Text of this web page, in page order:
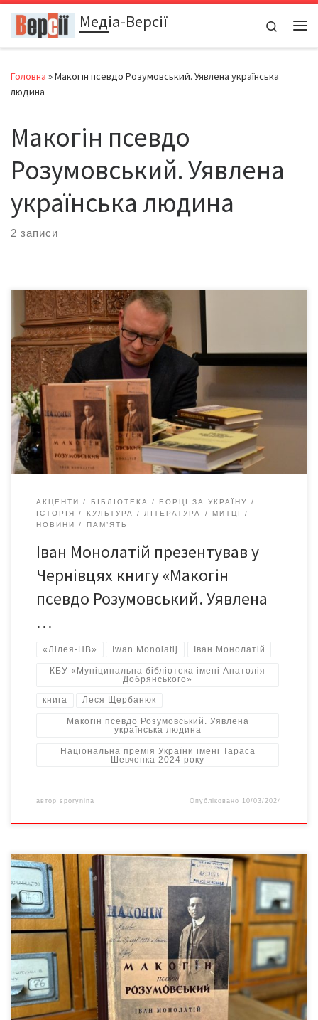
Перейти до вмістуМедіа-Версії
Search
Головна »Макогін псевдо Розумовський. Уявлена українська
людина
Макогін псевдо
Розумовський. Уявлена
українська людина
2 записи
7 березня 2024-го у КБУ «Муніципальна бібліотека імені
Анатолія Добрянського» (неофіційно – Добра бібліотека)
відбулася презентація книжки Івана Монолатія «Макогін
псевдо Розумовський. Уявлена українська людина».
Видавництво: Лілея-НВ, Івано-Франківськ, 2023. Іван Монолатій
– український історик, політолог, публіцист і журналіст, член
Національної спілки письменників України, доктор політичних
наук. Він є професором Прикарпатського […]
АКЦЕНТИ БІБЛІОТЕКА
БОРЦІ ЗА УКРАЇНУ
ІСТОРІЯ
КУЛЬТУРА ЛІТЕРАТУРА
МИТЦІ
НОВИНИ
ПАМ’ЯТЬ
Іван Монолатій презентував у
Чернівцях книгу «Макогін
псевдо Розумовський. Уявлена
…
«Лілея-НВ» Iwan Monolatij Іван Монолатій
КБУ «Муніципальна бібліотека імені Анатолія
Добрянського»
книга Леся Щербанюк
Макогін псевдо Розумовський. Уявлена
українська людина
Національна премія України імені Тараса
Шевченка 2024 року
автор sporynina Опубліковано 10/03/2024
7 березня 2024 року о 15:00 у КБУ «Муніципальна бібліотека
імені Анатолія Добрянського» у Чернівцях відбудеться
презентація книжки Івана Монолатія «Макогін псевдо
Розумовський. Уявлена українська людина». (Івано-Франківськ:
Лілея-НВ, 2023). Іван Монолатій — український історик,
етнополітолог, пластун, письменник. Кандидат історичних
наук, доктор політичних наук, професор, почесний
краєзнавець України, почесний громадянин міста […]